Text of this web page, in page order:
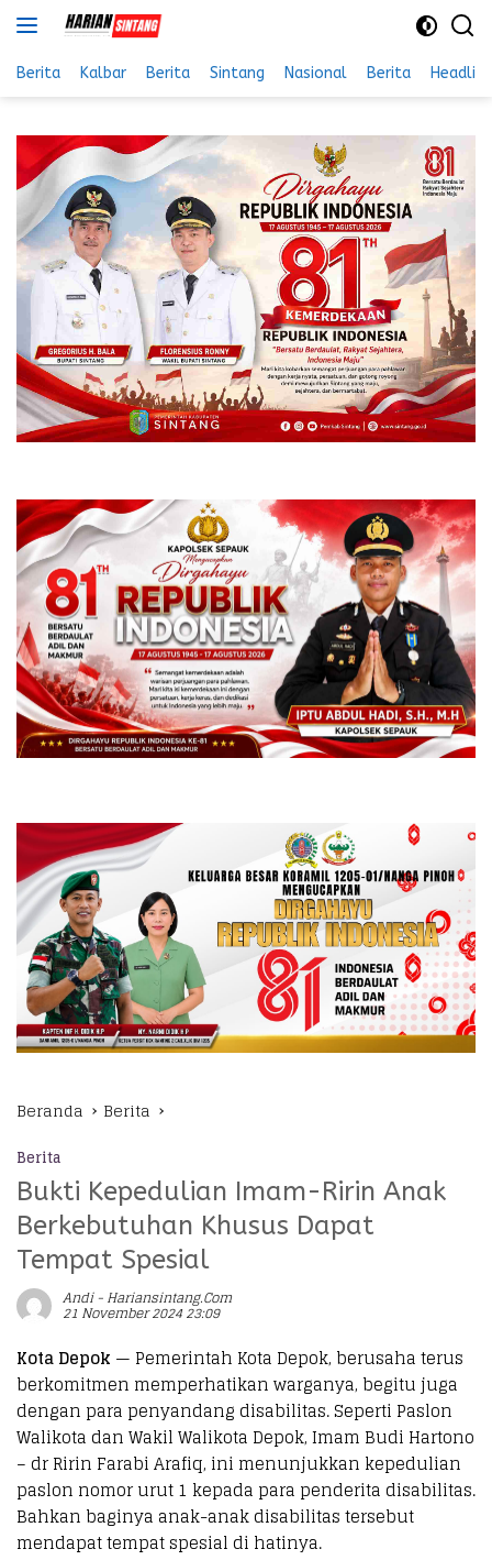
Langsung
ke
konten
Berita Kalbar Berita Sintang Nasional Berita Headline
Beranda Berita
Berita
Bukti Kepedulian Imam-Ririn Anak
Berkebutuhan Khusus Dapat
Tempat Spesial
Andi - Hariansintang.com
21 November 2024 23:09
Kota Depok — Pemerintah Kota Depok, berusaha terus
berkomitmen memperhatikan warganya, begitu juga
dengan para penyandang disabilitas. Seperti Paslon
Walikota dan Wakil Walikota Depok, Imam Budi Hartono
– dr Ririn Farabi Arafiq, ini menunjukkan kepedulian
paslon nomor urut 1 kepada para penderita disabilitas.
Bahkan baginya anak-anak disabilitas tersebut
mendapat tempat spesial di hatinya.